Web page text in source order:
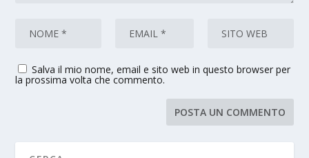
Salva il mio nome, email e sito web in questo browser per
la prossima volta che commento.